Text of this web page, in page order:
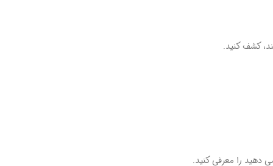
کشف کنید.
دهید را معرفی کنید.